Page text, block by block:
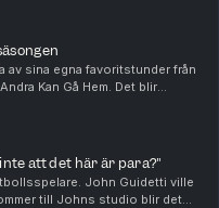
av sina egna favoritstunder från
Kan Gå Hem. Det blir
U21-guld,
att det här är para?"
John Guidetti ville
till Johns studio blir det